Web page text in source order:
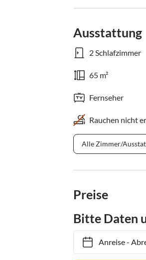
Ausstattung
2 Schlafzimmer
65 m²
Fernseher
Rauchen nicht
Alle Zimmer/
Preise
Bitte Daten
Anreise-